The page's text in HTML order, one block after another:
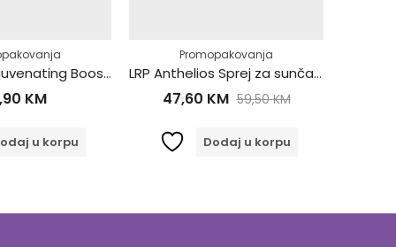
BABE MultiRejuvenating Booster 50ml
KM
u korpu
Promopakovanja
LRP Anthelios Sprej za sunčanje za Djecu i Odrasle SPF50+ 300ml 799348
47,60 KM 59,50KM
Dodaj u korpu